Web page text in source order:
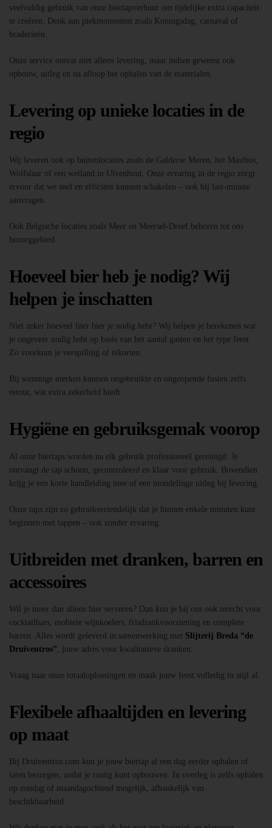
veelvuldig gebruik van onze biertapverhuur om tijdelijke extra capaciteit
te creëren. Denk aan piekmomenten zoals Koningsdag, carnaval of
braderieën.
Onze service omvat niet alleen levering, maar indien gewenst ook
opbouw, uitleg en na afloop het ophalen van de materialen.
Levering op unieke locaties in de
regio
Wij leveren ook op buitenlocaties zoals de Galderse Meren, het Mastbos,
Wolfslaar of een weiland in Ulvenhout. Onze ervaring in de regio zorgt
ervoor dat we snel en efficiënt kunnen schakelen – ook bij last-minute
aanvragen.
Ook Belgische locaties zoals Meer en Meersel-Dreef behoren tot ons
bezorggebied.
Hoeveel bier heb je nodig? Wij
helpen je inschatten
Niet zeker hoeveel liter bier je nodig hebt? Wij helpen je berekenen wat
je ongeveer nodig hebt op basis van het aantal gasten en het type feest.
Zo voorkom je verspilling of tekorten.
Bij sommige merken kunnen ongebruikte en ongeopende fusten zelfs
retour, wat extra zekerheid biedt.
Hygiëne en gebruiksgemak voorop
Al onze biertaps worden na elk gebruik professioneel gereinigd. Je
ontvangt de tap schoon, gecontroleerd en klaar voor gebruik. Bovendien
krijg je een korte handleiding mee of een mondelinge uitleg bij levering.
Onze taps zijn zo gebruiksvriendelijk dat je binnen enkele minuten kunt
beginnen met tappen – ook zonder ervaring.
Uitbreiden met dranken, barren en
accessoires
Wil je meer dan alleen bier serveren? Dan kun je bij ons ook terecht voor
cocktailbars, mobiele wijnkoelers, frisdrankvoorziening en complete
barren. Alles wordt geleverd in samenwerking met Slijterij Breda “de
Druiventros” , jouw adres voor kwalitatieve dranken.
Vraag naar onze totaaloplossingen en maak jouw feest volledig in stijl af.
Flexibele afhaaltijden en levering
op maat
Bij Druiventros.com kun je jouw biertap al een dag eerder ophalen of
laten bezorgen, zodat je rustig kunt opbouwen. In overleg is zelfs ophalen
op zondag of maandagochtend mogelijk, afhankelijk van
beschikbaarheid.